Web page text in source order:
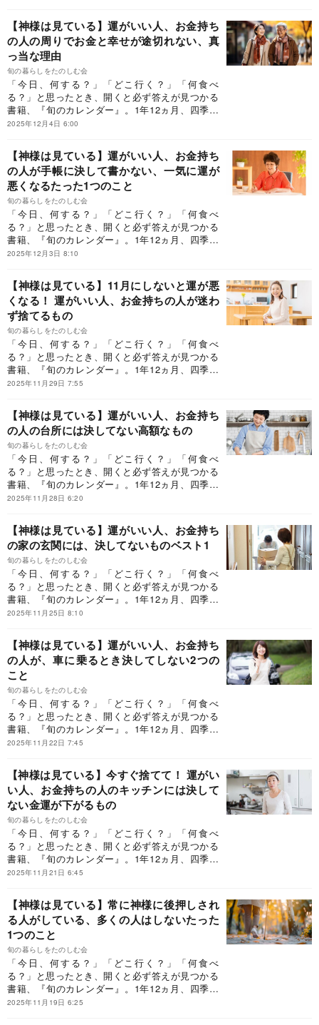
作法など、毎日を充実させるために知っておきた
いことを400個以上も紹介しています。今回は、
Dr.コパさんに伺った日々の小さな開運法について
ご紹介します。
【神様は見ている】運がいい人、お金持ち
の人の周りでお金と幸せが途切れない、真
っ当な理由
旬の暮らしをたのしむ会
「今日、何する？」「どこ行く？」「何食べ
る？」と思ったとき、開くと必ず答えが見つかる
書籍、『旬のカレンダー』。1年12ヵ月、四季に
合わせてそのとき「旬」の、食べ物、花、レジャ
作法など、毎日を充実させるために知っておきた
いことを400個以上も紹介しています。今回は、
Dr.コパさんに伺った日々の小さな開運法について
ご紹介します。
2025年12月4日 6:00
【神様は見ている】運がいい人、お金持ち
の人が手帳に決して書かない、一気に運が
悪くなるたった1つのこと
旬の暮らしをたのしむ会
「今日、何する？」「どこ行く？」「何食べ
る？」と思ったとき、開くと必ず答えが見つかる
書籍、『旬のカレンダー』。1年12ヵ月、四季に
合わせてそのとき「旬」の、食べ物、花、レジャ
作法など、毎日を充実させるために知っておきた
いことを400個以上も紹介しています。今回は、
Dr.コパさんに伺った日々の小さな開運法について
ご紹介します。
2025年12月3日 8:10
【神様は見ている】11月にしないと運が悪
くなる！ 運がいい人、お金持ちの人が迷わ
ず捨てるもの
旬の暮らしをたのしむ会
「今日、何する？」「どこ行く？」「何食べ
る？」と思ったとき、開くと必ず答えが見つかる
書籍、『旬のカレンダー』。1年12ヵ月、四季に
合わせてそのとき「旬」の、食べ物、花、レジャ
作法など、毎日を充実させるために知っておきた
いことを400個以上も紹介しています。今回は、
Dr.コパさんに伺った日々の小さな開運法について
ご紹介します。
2025年11月29日 7:55
【神様は見ている】運がいい人、お金持ち
の人の台所には決してない高額なもの
旬の暮らしをたのしむ会
「今日、何する？」「どこ行く？」「何食べ
る？」と思ったとき、開くと必ず答えが見つかる
書籍、『旬のカレンダー』。1年12ヵ月、四季に
合わせてそのとき「旬」の、食べ物、花、レジャ
作法など、毎日を充実させるために知っておきた
いことを400個以上も紹介しています。今回は、
Dr.コパさんに伺った日々の小さな開運法について
ご紹介します。
2025年11月28日 6:20
【神様は見ている】運がいい人、お金持ち
の家の玄関には、決してないものベスト1
旬の暮らしをたのしむ会
「今日、何する？」「どこ行く？」「何食べ
る？」と思ったとき、開くと必ず答えが見つかる
書籍、『旬のカレンダー』。1年12ヵ月、四季に
合わせてそのとき「旬」の、食べ物、花、レジャ
作法など、毎日を充実させるために知っておきた
いことを400個以上も紹介しています。今回は、
Dr.コパさんに伺った日々の小さな開運法について
ご紹介します。
2025年11月25日 8:10
【神様は見ている】運がいい人、お金持ち
の人が、車に乗るとき決してしない2つの
こと
旬の暮らしをたのしむ会
「今日、何する？」「どこ行く？」「何食べ
る？」と思ったとき、開くと必ず答えが見つかる
書籍、『旬のカレンダー』。1年12ヵ月、四季に
合わせてそのとき「旬」の、食べ物、花、レジャ
作法など、毎日を充実させるために知っておきた
いことを400個以上も紹介しています。今回は、
Dr.コパさんに伺った日々の小さな開運法について
ご紹介します。
2025年11月22日 7:45
【神様は見ている】今すぐ捨てて！ 運がい
い人、お金持ちの人のキッチンには決して
ない金運が下がるもの
旬の暮らしをたのしむ会
「今日、何する？」「どこ行く？」「何食べ
る？」と思ったとき、開くと必ず答えが見つかる
書籍、『旬のカレンダー』。1年12ヵ月、四季に
合わせてそのとき「旬」の、食べ物、花、レジャ
作法など、毎日を充実させるために知っておきた
いことを400個以上も紹介しています。今回は、
Dr.コパさんに伺った日々の小さな開運法について
ご紹介します。
2025年11月21日 6:45
【神様は見ている】常に神様に後押しされ
る人がしている、多くの人はしないたった
1つのこと
旬の暮らしをたのしむ会
「今日、何する？」「どこ行く？」「何食べ
る？」と思ったとき、開くと必ず答えが見つかる
書籍、『旬のカレンダー』。1年12ヵ月、四季に
合わせてそのとき「旬」の、食べ物、花、レジャ
2025年11月19日 6:25